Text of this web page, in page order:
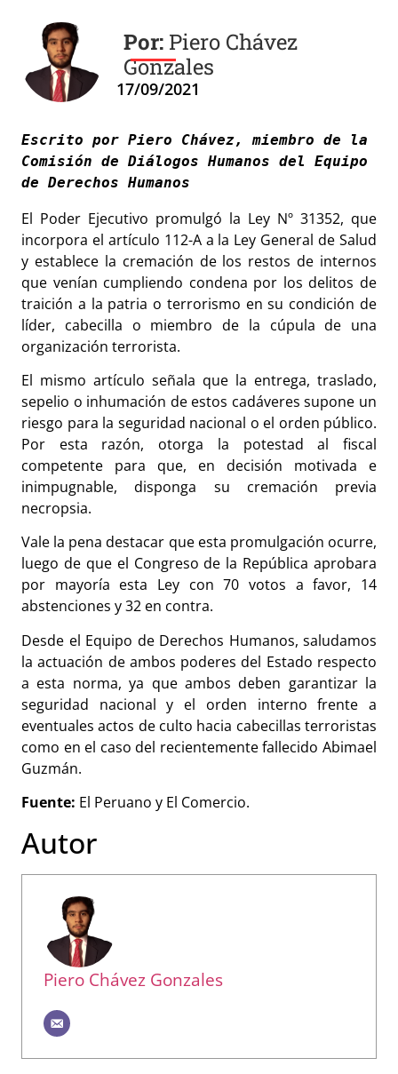
Piero Chávez
Gonzales
Escrito por Piero Chávez, miembro de la
Comisión de Diálogos Humanos del Equipo
de Derechos Humanos
El Poder Ejecutivo promulgó la Ley Nº 31352, que
incorpora el artículo 112-A a la Ley General de Salud
y establece la cremación de los restos de internos
que venían cumpliendo condena por los delitos de
traición a la patria o terrorismo en su condición de
líder, cabecilla o miembro de la cúpula de una
organización terrorista.
El mismo artículo señala que la entrega, traslado,
sepelio o inhumación de estos cadáveres supone un
riesgo para la seguridad nacional o el orden público.
Por esta razón, otorga la potestad al fiscal
competente para que, en decisión motivada e
inimpugnable, disponga su cremación previa
necropsia.
Vale la pena destacar que esta promulgación ocurre,
luego de que el Congreso de la República aprobara
por mayoría esta Ley con 70 votos a favor, 14
abstenciones y 32 en contra.
Desde el Equipo de Derechos Humanos, saludamos
la actuación de ambos poderes del Estado respecto
a esta norma, ya que ambos deben garantizar la
seguridad nacional y el orden interno frente a
eventuales actos de culto hacia cabecillas terroristas
como en el caso del recientemente fallecido Abimael
Guzmán.
Fuente: El Peruano y El Comercio.
Autor
Piero Chávez Gonzales
17/09/2021